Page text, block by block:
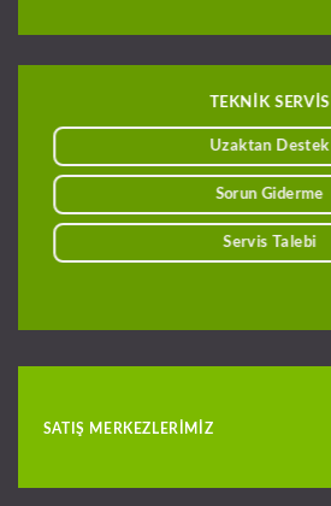
TEKNİK SERVİS
Uzaktan Destek
Sorun Giderme
Servis Talebi
SATIŞ MERKEZLERIMIZ